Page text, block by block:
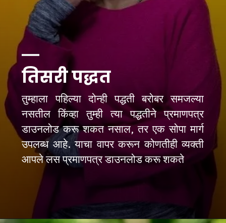
तिसरी पद्धत
तुम्हाला पहिल्या दोन्ही पद्धती बरोबर समजल्या
नसतील किंव्हा तुम्ही त्या पद्धतीने प्रमाणपत्र
डाउनलोड करू शकत नसाल, तर एक सोपा मार्ग
उपलब्ध आहे. याचा वापर करून कोणतीही व्यक्ती
आपले लस प्रमाणपत्र डाउनलोड करू शकते